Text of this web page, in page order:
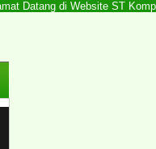
Datang di Website ST